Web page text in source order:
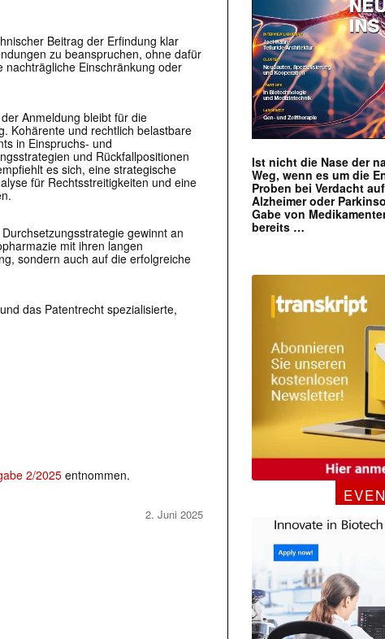
Beitrag der Erfindung klar
zu beanspruchen, ohne dafür
Einschränkung oder
Anmeldung bleibt für die
Kohärente und rechtlich belastbare
in Einspruchs- und
und Rückfallpositionen
es sich, eine strategische
für Rechtsstreitigkeiten und eine
gewinnt an
mit ihren langen
sondern auch auf die erfolgreiche
das Patentrecht spezialisierte,
2/2025 entnommen.
2. Juni 2025
Ist nicht die Nase der
Weg, wenn es um die
Proben bei Verdacht
Alzheimer oder
Gabe von
bereits …